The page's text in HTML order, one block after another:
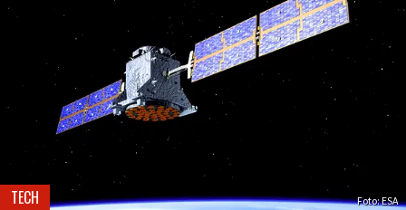
Foto: ESA
TECH